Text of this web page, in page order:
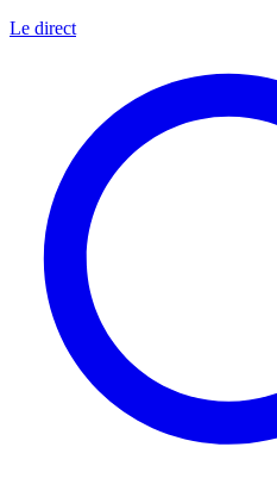
Le direct